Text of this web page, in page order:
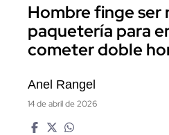
Hombre finge ser
paquetería para
cometer doble
Anel Rangel
14 de abril de 2026